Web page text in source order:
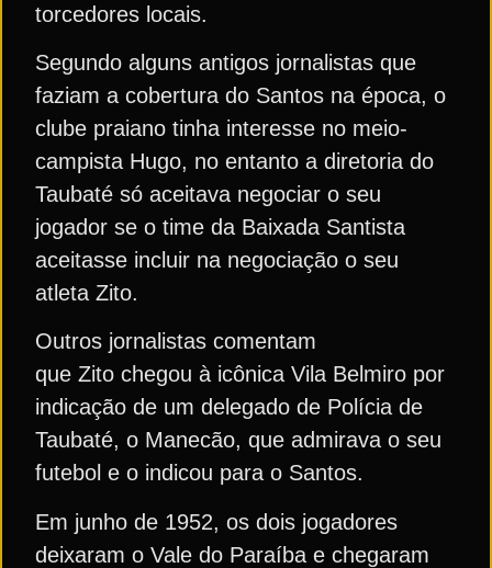
torcedores locais.
Segundo alguns antigos jornalistas que
faziam a cobertura do Santos na época, o
clube praiano tinha interesse no meio-
campista Hugo, no entanto a diretoria do
Taubaté só aceitava negociar o seu
jogador se o time da Baixada Santista
aceitasse incluir na negociação o seu
atleta Zito.
Outros jornalistas comentam
que Zito chegou à icônica Vila Belmiro por
indicação de um delegado de Polícia de
Taubaté, o Manecão, que admirava o seu
futebol e o indicou para o Santos.
Em junho de 1952, os dois jogadores
deixaram o Vale do Paraíba e chegaram